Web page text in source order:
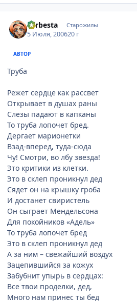
Larbesta Старожилы
5 Июля, 200620 г
АВТОР
Труба
Режет сердце как рассвет
Открывает в душах раны
Слезы падают в капканы
То труба лопочет бред.
Дергает марионетки
Взад-вперед, туда-сюда
Чу! Смотри, во лбу звезда!
Это критики из клетки.
Это в склеп проникнул дед
Сядет он на крышку гроба
И достанет свиристель
Он сыграет Мендельсона
Для покойников «Адель»
То труба лопочет бред
Это в склеп проникнул дед
А за ним – свежайший воздух
Зацепившийся за кожух
Забубнит упырь в сердцах:
Все твои проделки, дед,
Много нам принес ты бед